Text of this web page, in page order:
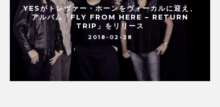
YESがトレヴァー・ホーンをヴォーカルに迎え、
アルバム「FLY FROM HERE – RETURN
TRIP」をリリース
2018-02-28